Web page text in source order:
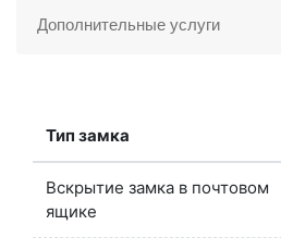
Дополнительные услуги
Тип замка
Вскрытие замка в почтовом
ящике